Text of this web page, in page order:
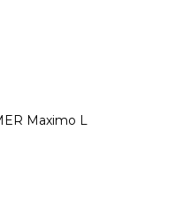
Maximo L